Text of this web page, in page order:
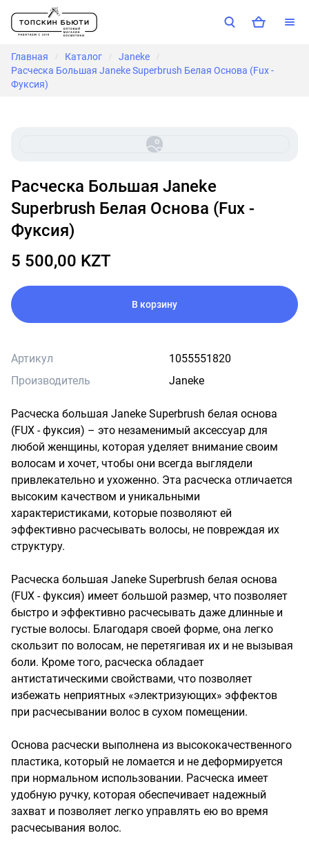
Главная / Каталог / Janeke /
Расческа Большая Janeke Superbrush Белая Основа (Fux -
Фуксия)
Расческа Большая Janeke
Superbrush Белая Основа (Fux -
Фуксия)
5 500,00 KZT
В корзину
Артикул
1055551820
Производитель
Janeke
Расческа большая Janeke Superbrush белая основа
(FUX - фуксия) – это незаменимый аксессуар для
любой женщины, которая уделяет внимание своим
волосам и хочет, чтобы они всегда выглядели
привлекательно и ухоженно. Эта расческа отличается
высоким качеством и уникальными
характеристиками, которые позволяют ей
эффективно расчесывать волосы, не повреждая их
структуру.
Расческа большая Janeke Superbrush белая основа
(FUX - фуксия) имеет большой размер, что позволяет
быстро и эффективно расчесывать даже длинные и
густые волосы. Благодаря своей форме, она легко
скользит по волосам, не перетягивая их и не вызывая
боли. Кроме того, расческа обладает
антистатическими свойствами, что позволяет
избежать неприятных «электризующих» эффектов
при расчесывании волос в сухом помещении.
Основа расчески выполнена из высококачественного
пластика, который не ломается и не деформируется
при нормальном использовании. Расческа имеет
удобную ручку, которая обеспечивает надежный
захват и позволяет легко управлять ею во время
расчесывания волос.